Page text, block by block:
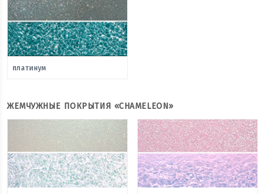
платинум
ЖЕМЧУЖНЫЕ ПОКРЫТИЯ «CHAMELEON»